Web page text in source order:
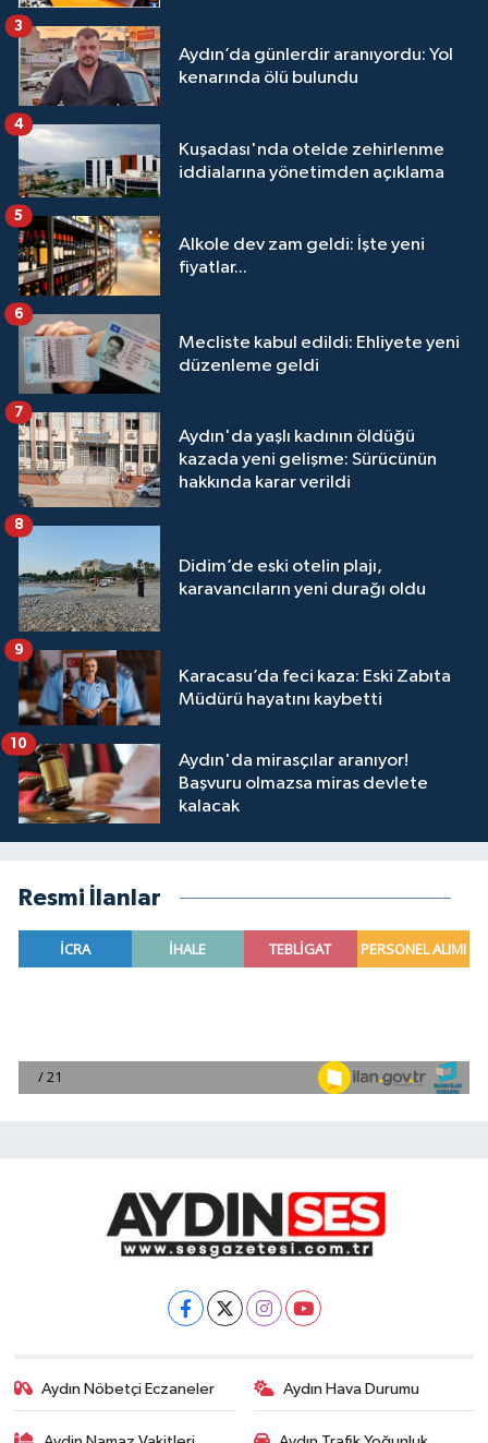
Aydın’da günlerdir aranıyordu: Yol
kenarında ölü bulundu
3
Kuşadası'nda otelde zehirlenme
iddialarına yönetimden açıklama
4
Alkole dev zam geldi: İşte yeni
fiyatlar...
5
Mecliste kabul edildi: Ehliyete yeni
düzenleme geldi
6
Aydın'da yaşlı kadının öldüğü
kazada yeni gelişme: Sürücünün
hakkında karar verildi
7
Didim’de eski otelin plajı,
karavancıların yeni durağı oldu
8
Karacasu’da feci kaza: Eski Zabıta
Müdürü hayatını kaybetti
9
Aydın'da mirasçılar aranıyor!
Başvuru olmazsa miras devlete
kalacak
10
Resmi İlanlar
Aydın Nöbetçi Eczaneler Aydın Hava Durumu